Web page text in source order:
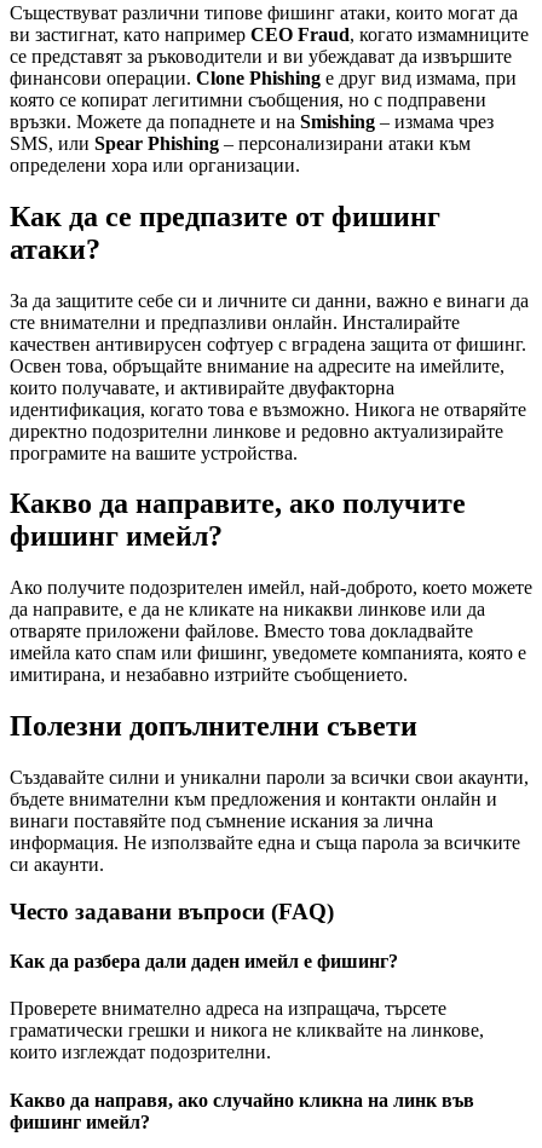
Съществуват различни типове фишинг атаки, които могат да
ви застигнат, като например CEO Fraud, когато измамниците
се представят за ръководители и ви убеждават да извършите
финансови операции. Clone Phishing е друг вид измама, при
която се копират легитимни съобщения, но с подправени
връзки. Можете да попаднете и на Smishing – измама чрез
SMS, или Spear Phishing – персонализирани атаки към
определени хора или организации.
Как да се предпазите от фишинг
атаки?
За да защитите себе си и личните си данни, важно е винаги да
сте внимателни и предпазливи онлайн. Инсталирайте
качествен антивирусен софтуер с вградена защита от фишинг.
Освен това, обръщайте внимание на адресите на имейлите,
които получавате, и активирайте двуфакторна
идентификация, когато това е възможно. Никога не отваряйте
директно подозрителни линкове и редовно актуализирайте
програмите на вашите устройства.
Какво да направите, ако получите
фишинг имейл?
Ако получите подозрителен имейл, най-доброто, което можете
да направите, е да не кликате на никакви линкове или да
отваряте приложени файлове. Вместо това докладвайте
имейла като спам или фишинг, уведомете компанията, която е
имитирана, и незабавно изтрийте съобщението.
Полезни допълнителни съвети
Създавайте силни и уникални пароли за всички свои акаунти,
бъдете внимателни към предложения и контакти онлайн и
винаги поставяйте под съмнение искания за лична
информация. Не използвайте една и съща парола за всичките
си акаунти.
Често задавани въпроси (FAQ)
Как да разбера дали даден имейл е фишинг?
Проверете внимателно адреса на изпращача, търсете
граматически грешки и никога не кликвайте на линкове,
които изглеждат подозрителни.
Какво да направя, ако случайно кликна на линк във
фишинг имейл?